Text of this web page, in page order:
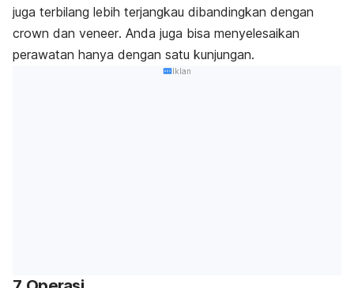
juga terbilang lebih terjangkau dibandingkan dengan
crown dan veneer. Anda juga bisa menyelesaikan
perawatan hanya dengan satu kunjungan.
Iklan